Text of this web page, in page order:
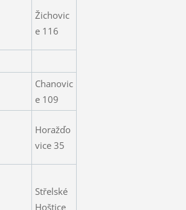
Žichovic
e 116
Chanovic
e 109
Horažďo
vice 35
Střelské
Hoštice